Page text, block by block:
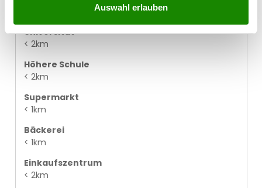
Auswahl erlauben
Universität
< 2km
Höhere Schule
< 2km
Supermarkt
< 1km
Bäckerei
< 1km
Einkaufszentrum
< 2km